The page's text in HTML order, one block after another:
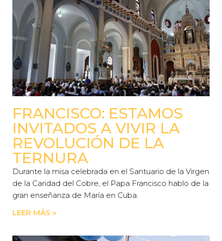
FRANCISCO: ESTAMOS
INVITADOS A VIVIR LA
REVOLUCIÓN DE LA
TERNURA
Durante la misa celebrada en el Santuario de la Virgen
de la Caridad del Cobre, el Papa Francisco hablo de la
gran enseñanza de María en Cuba.
LEER MÁS »